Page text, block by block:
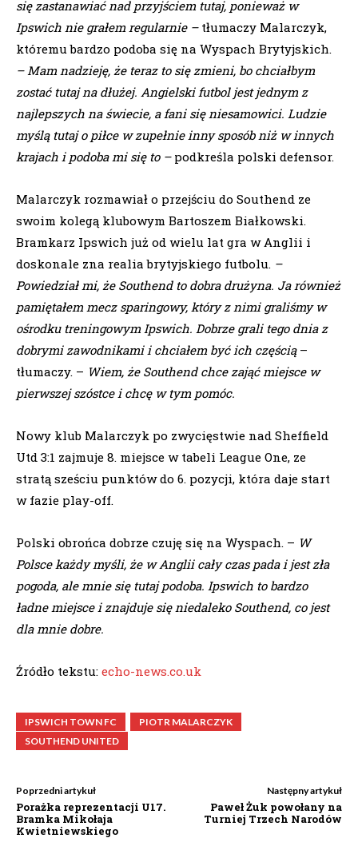
się zastanawiać nad przyjściem tutaj, ponieważ w
Ipswich nie grałem regularnie –tłumaczy Malarczyk,
któremu bardzo podoba się na Wyspach Brytyjskich.
– Mam nadzieję, że teraz to się zmieni, bo chciałbym
zostać tutaj na dłużej. Angielski futbol jest jednym z
najlepszych na świecie, a fani się niesamowici. Ludzie
myślą tutaj o piłce w zupełnie inny sposób niż w innych
krajach i podoba mi się to – podkreśla polski defensor.
Malarczyk rozmawiał o przejściu do Southend ze
swoim kolegą klubowym Bartoszem Białkowski.
Bramkarz Ipswich już od wielu lat gra w Anglii i
doskonale zna realia brytyjskiego futbolu. –
Powiedział mi, że Southend to dobra drużyna. Ja również
pamiętałem mecz sparingowy, który z nimi graliśmy w
ośrodku treningowym Ipswich. Dobrze grali tego dnia z
dobrymi zawodnikami i chciałem być ich częścią–
tłumaczy. – Wiem, że Southend chce zająć miejsce w
pierwszej szóstce i chcę w tym pomóc.
Nowy klub Malarczyk po zwycięstwie nad Sheffield
Utd 3:1 zajmuje 8. miejsce w tabeli League One, ze
stratą sześciu punktów do 6. pozycji, która daje start
w fazie play-off.
Polski obrońca dobrze czuję się na Wyspach. – W
Polsce każdy myśli, że w Anglii cały czas pada i jest zła
pogoda, ale mnie się tutaj podoba. Ipswich to bardzo
ładne miejsce i znajduje się niedaleko Southend, co jest
dla mnie dobre.
Źródło tekstu: echo-news.co.uk
IPSWICH TOWN FC
PIOTR MALARCZYK
SOUTHEND UNITED
Poprzedni artykuł
Porażka reprezentacji U17.
Bramka Mikołaja
Kwietniewskiego
Następny artykuł
Paweł Żuk powołany na
Turniej Trzech Narodów